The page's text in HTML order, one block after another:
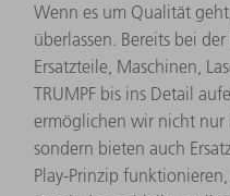
Wenn es um Qualität
überlassen. Bereits bei
Ersatzteile, Maschinen,
TRUMPF bis ins Detail
ermöglichen wir nicht nur
sondern bieten auch
Play-Prinzip